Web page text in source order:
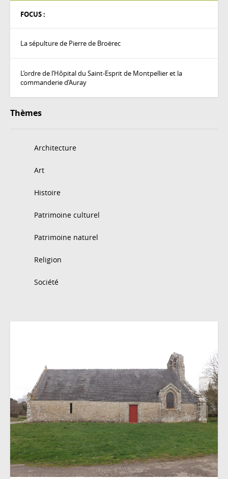
FOCUS :
La sépulture de Pierre de Broërec
L’ordre de l’Hôpital du Saint-Esprit de Montpellier et la
commanderie d’Auray
Thèmes
Architecture
Art
Histoire
Patrimoine culturel
Patrimoine naturel
Religion
Société